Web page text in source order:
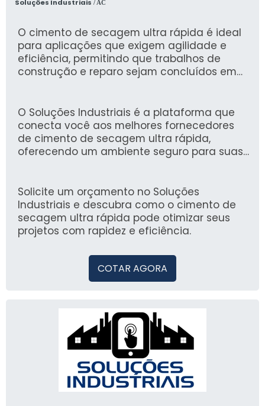
Soluções Industriais / AC
O cimento de secagem ultra rápida é ideal
para aplicações que exigem agilidade e
eficiência, permitindo que trabalhos de
construção e reparo sejam concluídos em
alta aderência e resistência, atendendo a
diversas necessidades na construção civil.
O Soluções Industriais é a plataforma que
conecta você aos melhores fornecedores
de cimento de secagem ultra rápida,
oferecendo um ambiente seguro para suas
compradores, garantindo uma experiência
confiável e abrangente na busca por
soluções industriais.
Solicite um orçamento no Soluções
Industriais e descubra como o cimento de
secagem ultra rápida pode otimizar seus
projetos com rapidez e eficiência.
COTAR AGORA